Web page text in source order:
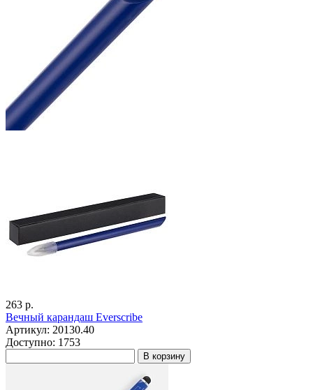
263 р.
Вечный карандаш Everscribe
Артикул: 20130.40
Доступно: 1753
В корзину